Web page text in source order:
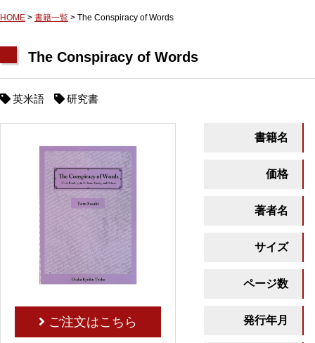
HOME > 書籍一覧 > The Conspiracy of Words
The Conspiracy of Words
英米語 研究書
ご注文はこちら
書籍名
価格
著者名
サイズ
ページ数
発行年月